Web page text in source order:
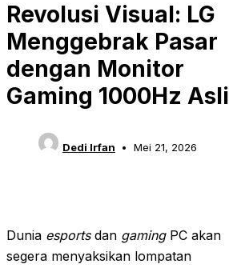
Revolusi Visual: LG
Menggebrak Pasar
dengan Monitor
Gaming 1000Hz Asli
Dedi Irfan Mei 21, 2026
Dunia esportsdan gamingPC akan
segera menyaksikan lompatan